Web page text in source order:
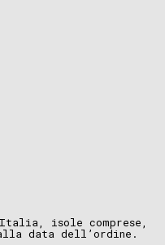
isole comprese,
data dell’ordine.